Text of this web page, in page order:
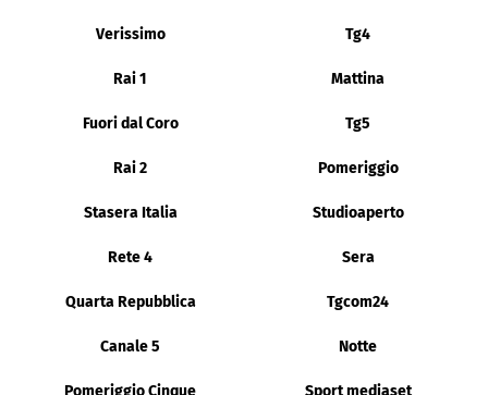
Verissimo Tg4
Rai 1 Mattina
Fuori dal Coro Tg5
Rai 2 Pomeriggio
Stasera Italia Studioaperto
Rete 4 Sera
Quarta Repubblica Tgcom24
Canale 5 Notte
Pomeriggio Cinque Sport mediaset